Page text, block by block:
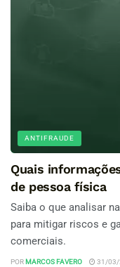
ANTIFRAUDE
Quais
de pessoa física
Saiba o que analisar
para mitigar riscos e
comerciais.
POR MARCOS FAVERO 31/03/